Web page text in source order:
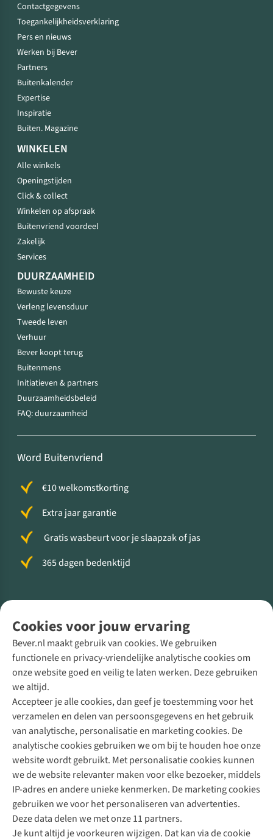
Cookies voor jouw ervaring
Bever.nl maakt gebruik van cookies. We gebruiken
functionele en privacy-vriendelijke analytische cookies om
onze website goed en veilig te laten werken. Deze gebruiken
we altijd.
Accepteer je alle cookies, dan geef je toestemming voor het
verzamelen en delen van persoonsgegevens en het gebruik
van analytische, personalisatie en marketing cookies. De
analytische cookies gebruiken we om bij te houden hoe onze
website wordt gebruikt. Met personalisatie cookies kunnen
we de website relevanter maken voor elke bezoeker, middels
IP-adres en andere unieke kenmerken. De marketing cookies
gebruiken we voor het personaliseren van advertenties.
Deze data delen we met onze 11 partners.
Je kunt altijd je voorkeuren wijzigen. Dat kan via de cookie
Contactgegevens
Toegankelijkheidsverklaring
Pers en nieuws
Werken bij Bever
Partners
Buitenkalender
Expertise
Inspiratie
Buiten. Magazine
WINKELEN
Alle winkels
Openingstijden
Click & collect
Winkelen op afspraak
Buitenvriend voordeel
Zakelijk
Services
DUURZAAMHEID
Bewuste keuze
Verleng levensduur
Tweede leven
Verhuur
Bever koopt terug
Buitenmens
Initiatieven & partners
Duurzaamheidsbeleid
FAQ: duurzaamheid
Word Buitenvriend
€10 welkomstkorting
Extra jaar garantie
Gratis wasbeurt voor je slaapzak of jas
365 dagen bedenktijd
Direct advies van een Buitenexpert
+31 (0)85 888 50 88
+31 6 12 28 49 80
Contactformulier